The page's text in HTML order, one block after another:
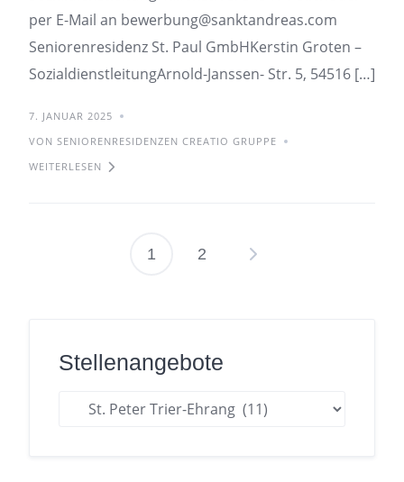
per E-Mail an bewerbung@sanktandreas.com
Seniorenresidenz St. Paul GmbHKerstin Groten –
SozialdienstleitungArnold-Janssen- Str. 5, 54516 […]
7. JANUAR 2025
VON SENIORENRESIDENZEN CREATIO GRUPPE
WEITERLESEN
1 2
Stellenangebote
Stellenangebote